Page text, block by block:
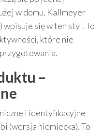
w domu, Kallmeyer
się w ten styl. To
które nie
–
i identyfikacyjne
(wersja niemiecka). To